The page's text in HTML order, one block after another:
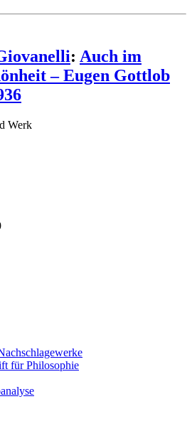
: Auch im
– Eugen Gottlob
Werk
für Philosophie